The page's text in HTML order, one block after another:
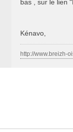
bas , sur le lien
Kénavo,
http://www.breizh-